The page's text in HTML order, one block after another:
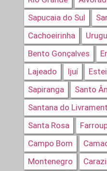
Sapucaia do Sul
Cachoeirinha
Bento Gonçalves
Lajeado
Ijuí
Sapiranga
Santo
Santana do
Santa Rosa
Campo Bom
Montenegro